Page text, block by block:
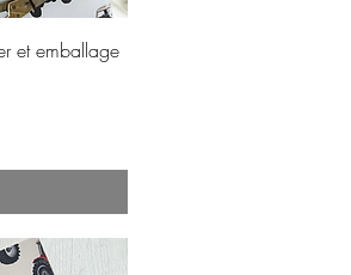
et emballage